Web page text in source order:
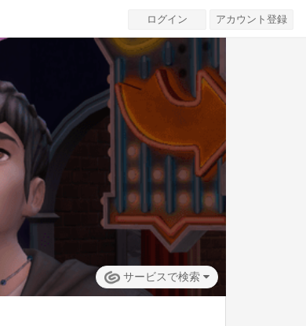
ログイン アカウント登録
サービスで検索